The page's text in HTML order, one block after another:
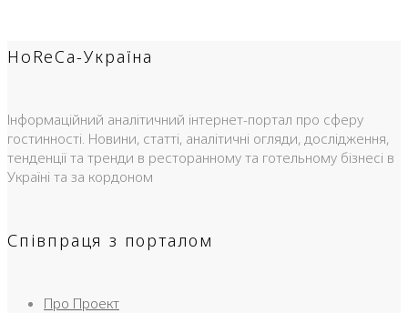
HoReCa-Україна
Інформаційний аналітичний інтернет-портал про сферу
гостинності. Новини, статті, аналітичні огляди, дослідження,
тенденції та тренди в ресторанному та готельному бізнесі в
Україні та за кордоном
Співпраця з порталом
Про Проект